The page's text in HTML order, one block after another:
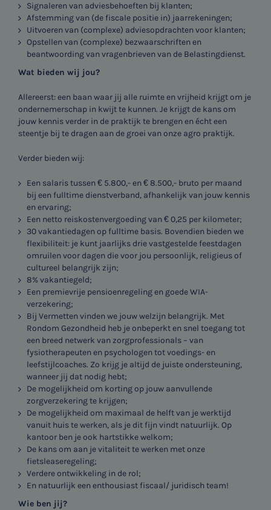
Signaleren van adviesbehoeften bij klanten;
Afstemming van (de fiscale positie in) jaarrekeningen;
Uitvoeren van (complexe) adviesopdrachten voor klanten;
Opstellen van (complexe) bezwaarschriften en
beantwoording van vragenbrieven van de Belastingdienst.
Wat bieden wij jou?
Allereerst: een baan waar jij alle ruimte en vrijheid krijgt om je
ondernemerschap in kwijt te kunnen. Je krijgt de kans om
jouw kennis verder in de praktijk te brengen en écht een
steentje bij te dragen aan de groei van onze agro praktijk.
Verder bieden wij:
Een salaris tussen € 5.800,- en € 8.500,- bruto per maand
bij een fulltime dienstverband, afhankelijk van jouw kennis
en ervaring;
Een netto reiskostenvergoeding van € 0,25 per kilometer;
30 vakantiedagen op fulltime basis. Bovendien bieden we
flexibiliteit: je kunt jaarlijks drie vastgestelde feestdagen
omruilen voor dagen die voor jou persoonlijk, religieus of
cultureel belangrijk zijn;
8% vakantiegeld;
Een premievrije pensioenregeling en goede WIA-
verzekering;
Bij Vermetten vinden we jouw welzijn belangrijk. Met
Rondom Gezondheid heb je onbeperkt en snel toegang tot
een breed netwerk van zorgprofessionals – van
fysiotherapeuten en psychologen tot voedings- en
leefstijlcoaches. Zo krijg je altijd de juiste ondersteuning,
wanneer jij dat nodig hebt;
De mogelijkheid om korting op jouw aanvullende
zorgverzekering te krijgen;
De mogelijkheid om maximaal de helft van je werktijd
vanuit huis te werken, als je dit fijn vindt natuurlijk. Op
kantoor ben je ook hartstikke welkom;
De kans om aan je vitaliteit te werken met onze
fietsleaseregeling;
Verdere ontwikkeling in de rol;
En natuurlijk een enthousiast fiscaal/ juridisch team!
Wie ben jij?